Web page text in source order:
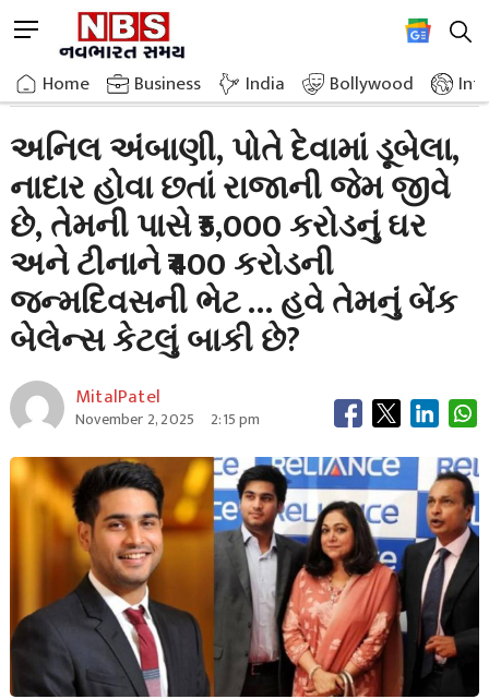
to
content
M
n
u
u
t
o
Home Business India Bollywood
Home»Breaking News»Anil Ambani Neck Deep In Debt Himself Lives Like A King Despite Being
અનિલ અંબાણી, પોતે દેવામાં ડૂબેલા,
નાદાર હોવા છતાં રાજાની જેમ જીવે
છે, તેમની પાસે ₹5,000 કરોડનું ઘર
અને ટીનાને ₹400 કરોડની
જન્મદિવસની ભેટ … હવે તેમનું બેંક
બેલેન્સ કેટલું બાકી છે?
MitalPatel
November 2, 2025 2:15 pm